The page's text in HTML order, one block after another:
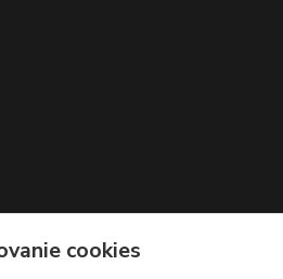
cookies